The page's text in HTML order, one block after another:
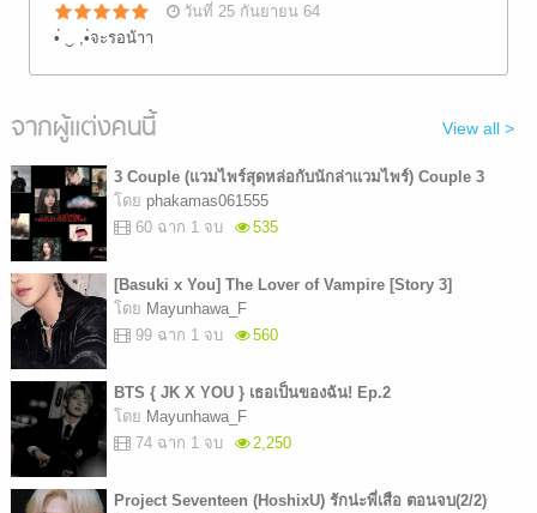
วันที่ 25 กันยายน 64
•́ ‿ ,•̀จะรอน้าา
จากผู้แต่งคนนี้ View all >
3 Couple (แวมไพร์สุดหล่อกับนักล่าแวมไพร์) Couple 3
โดย phakamas061555
60 ฉาก 1 จบ
535
[Basuki x You] The Lover of Vampire [Story 3]
โดย Mayunhawa_F
99 ฉาก 1 จบ
560
BTS { JK X YOU } เธอเป็นของฉัน! Ep.2
โดย Mayunhawa_F
74 ฉาก 1 จบ
2,250
Project Seventeen (HoshixU) รักน่ะพี่เสือ ตอนจบ(2/2)